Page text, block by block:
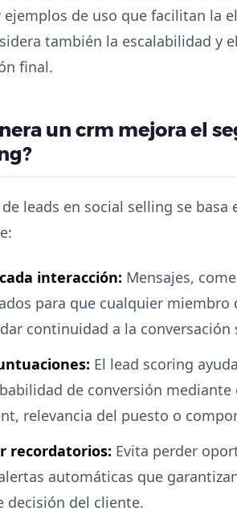
de uso que facilitan la
también la escalabilidad y
final.
un crm mejora el
leads en social selling se basa
interacción: Mensajes,
para que cualquier
continuidad a la
El lead scoring
de conversión
relevancia del puesto o
recordatorios: Evita perder
automáticas que
decisión del cliente.